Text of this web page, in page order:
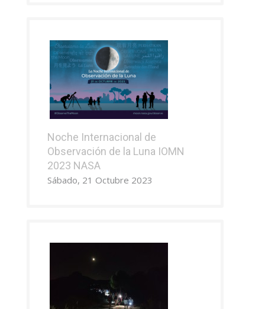
Noche Internacional de
Observación de la Luna IOMN
2023 NASA
Sábado, 21 Octubre 2023